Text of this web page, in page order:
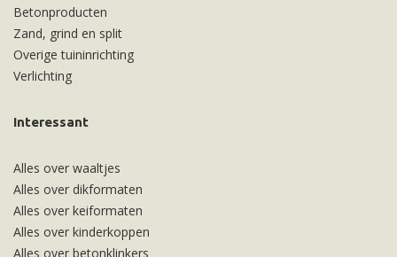
Betonproducten
Zand, grind en split
Overige tuininrichting
Verlichting
Interessant
Alles over waaltjes
Alles over dikformaten
Alles over keiformaten
Alles over kinderkoppen
Alles over betonklinkers